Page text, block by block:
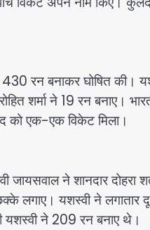
430 रन बनाकर घोषित की।
शर्मा ने 19 रन बनाए।
को एक-एक विकेट मिला।
जायसवाल ने शानदार
लगाए। यशस्वी ने
यशस्वी ने 209 रन बनाए थे।